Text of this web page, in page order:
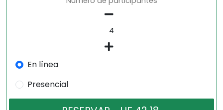
En línea
Presencial